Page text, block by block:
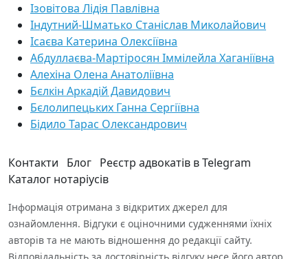
Ізовітова Лідія Павлівна
Індутний-Шматько Станіслав Миколайович
Ісаєва Катерина Олексіївна
Абдуллаєва-Мартіросян Іммілейла Хаганіївна
Алехіна Олена Анатоліївна
Бєлкін Аркадій Давидович
Бєлолипецьких Ганна Сергіївна
Бідило Тарас Олександрович
Контакти Блог Реєстр адвокатів в Telegram
Каталог нотаріусів
Інформація отримана з відкритих джерел для
ознайомлення. Відгуки є оціночними судженнями їхніх
авторів та не мають відношення до редакції сайту.